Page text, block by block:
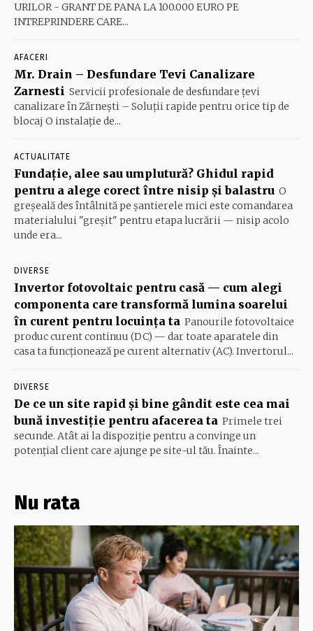
URILOR - GRANT DE PANA LA 100.000 EURO PE
INTREPRINDERE CARE...
AFACERI
Mr. Drain – Desfundare Tevi Canalizare
Zarnesti Servicii profesionale de desfundare țevi
canalizare în Zărnești – Soluții rapide pentru orice tip de
blocaj O instalație de...
ACTUALITATE
Fundație, alee sau umplutură? Ghidul rapid
pentru a alege corect între nisip și balastru O
greșeală des întâlnită pe șantierele mici este comandarea
materialului "greșit" pentru etapa lucrării — nisip acolo
unde era...
DIVERSE
Invertor fotovoltaic pentru casă — cum alegi
componenta care transformă lumina soarelui
în curent pentru locuința ta Panourile fotovoltaice
produc curent continuu (DC) — dar toate aparatele din
casa ta funcționează pe curent alternativ (AC). Invertorul...
DIVERSE
De ce un site rapid și bine gândit este cea mai
bună investiție pentru afacerea ta Primele trei
secunde. Atât ai la dispoziție pentru a convinge un
potențial client care ajunge pe site-ul tău. Înainte...
Nu rata